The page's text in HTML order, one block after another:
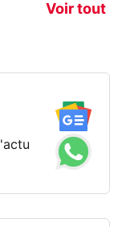
Voir tout
prochaine